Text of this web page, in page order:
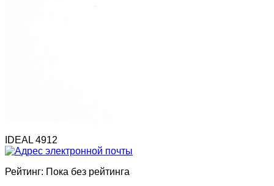
IDEAL 4912
Рейтинг: Пока без рейтинга